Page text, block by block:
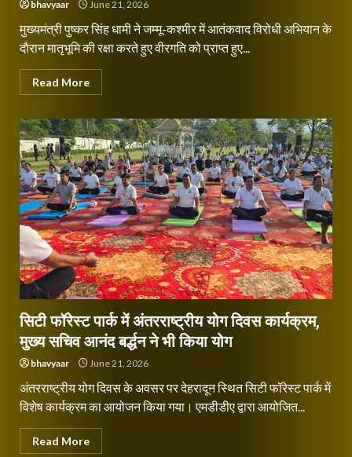
bhavyaar June 21, 2026
मुख्यमंत्री पुष्कर सिंह धामी ने जम्मू-कश्मीर में आतंकवाद विरोधी अभियान के
दौरान मातृभूमि की रक्षा करते हुए वीरगति को प्राप्त हुए...
Read More
सिटी फॉरेस्ट पार्क में अंतरराष्ट्रीय योग दिवस कार्यक्रम,
मुख्य सचिव आनंद बर्द्धन ने भी किया योग
bhavyaar June 21, 2026
अंतरराष्ट्रीय योग दिवस के अवसर पर देहरादून स्थित सिटी फॉरेस्ट पार्क में
विशेष कार्यक्रम का आयोजन किया गया। एमडीडीए द्वारा आयोजित...
Read More